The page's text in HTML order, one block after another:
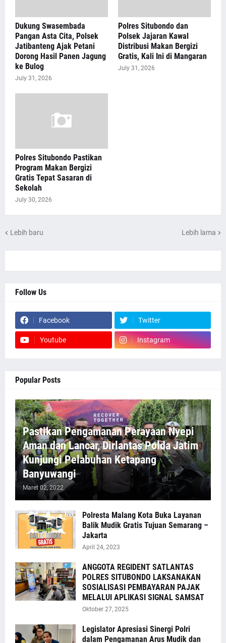
Dukung Swasembada
Pangan Asta Cita, Polsek
Jatibanteng Ajak Petani
Dorong Hasil Panen Jagung
ke Bulog
July 31, 2026
Polres Situbondo dan
Polsek Jajaran Kawal
Distribusi Makan Bergizi
Gratis, Kali Ini di Mangaran
July 31, 2026
Polres Situbondo Pastikan
Program Makan Bergizi
Gratis Tepat Sasaran di
Sekolah
July 30, 2026
Lebih baru Lebih lama
Follow Us
Facebook Twitter
Youtube Instagram
Popular Posts
Pastikan Pengamanan Perayaan Nyepi
Aman dan Lancar, Dirlantas Polda Jatim
Kunjungi Pelabuhan Ketapang
Banyuwangi
Maret 02, 2022
Polresta Malang Kota Buka Layanan
Balik Mudik Gratis Tujuan Semarang –
Jakarta
April 24, 2023
ANGGOTA REGIDENT SATLANTAS
POLRES SITUBONDO LAKSANAKAN
SOSIALISASI PEMBAYARAN PAJAK
MELALUI APLIKASI SIGNAL SAMSAT
Oktober 27, 2025
Legislator Apresiasi Sinergi Polri
dalam Pengamanan Arus Mudik dan